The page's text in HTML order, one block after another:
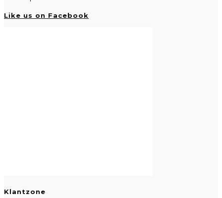
Like us on Facebook
Klantzone